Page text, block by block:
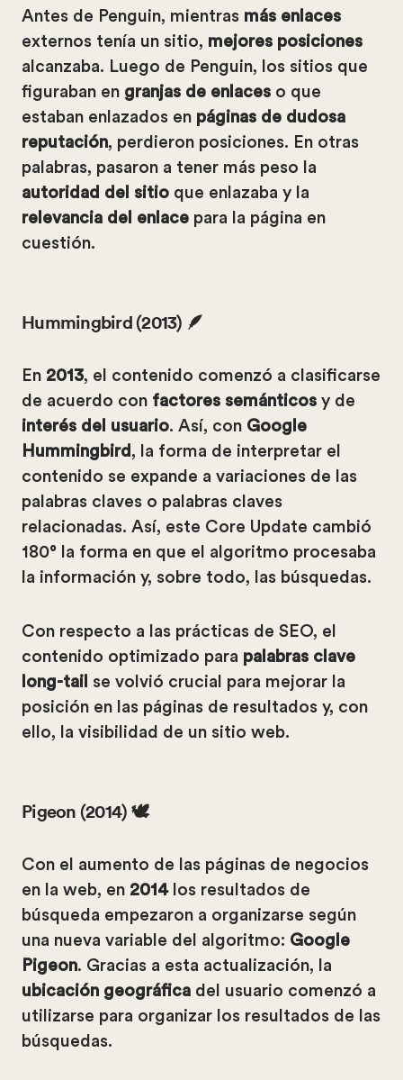
Antes de Penguin, mientras más enlaces
externos tenía un sitio, mejores posiciones
alcanzaba. Luego de Penguin, los sitios que
figuraban en granjas de enlaces o que
estaban enlazados en páginas de dudosa
reputación, perdieron posiciones. En otras
palabras, pasaron a tener más peso la
autoridad del sitio que enlazaba y la
relevancia del enlace para la página en
cuestión.
Hummingbird (2013) 🪶
En 2013, el contenido comenzó a clasificarse
de acuerdo con factores semánticos y de
interés del usuario. Así, con Google
Hummingbird, la forma de interpretar el
contenido se expande a variaciones de las
palabras claves o palabras claves
relacionadas. Así, este Core Update cambió
180° la forma en que el algoritmo procesaba
la información y, sobre todo, las búsquedas.
Con respecto a las prácticas de SEO, el
contenido optimizado para palabras clave
long-tail se volvió crucial para mejorar la
posición en las páginas de resultados y, con
ello, la visibilidad de un sitio web.
Pigeon (2014) 🕊️
Con el aumento de las páginas de negocios
en la web, en 2014 los resultados de
búsqueda empezaron a organizarse según
una nueva variable del algoritmo: Google
Pigeon. Gracias a esta actualización, la
ubicación geográfica del usuario comenzó a
utilizarse para organizar los resultados de las
búsquedas.